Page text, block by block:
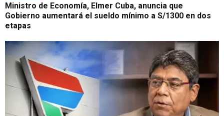
Ministro de Economía, Elmer Cuba, anuncia que
Gobierno aumentará el sueldo mínimo a S/1300 en dos
etapas